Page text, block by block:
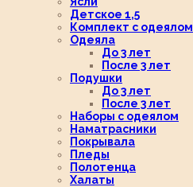
Детское 1,5
Комплект с одеялом
Одеяла
До 3 лет
После 3 лет
Подушки
До 3 лет
После 3 лет
Наборы с одеялом
Наматрасники
Покрывала
Пледы
Полотенца
Халаты